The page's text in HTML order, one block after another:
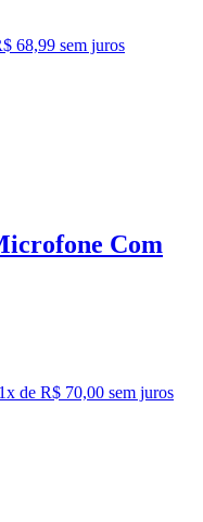
68,99 sem juros
Com
1x de R$ 70,00 sem juros